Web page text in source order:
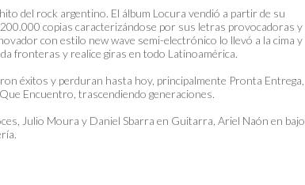
del rock argentino. El álbum Locura vendió a partir de su
copias caracterizándose por sus letras provocadoras y
con estilo new wave semi-electrónico lo llevó a la cima y
fronteras y realice giras en todo Latinoamérica.
éxitos y perduran hasta hoy, principalmente Pronta Entrega,
Encuentro, trascendiendo generaciones.
Julio Moura y Daniel Sbarra en Guitarra, Ariel Naón en bajo,